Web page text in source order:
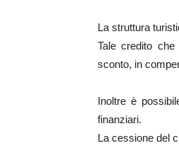
La struttura
Tale credito
sconto, in
Inoltre è
finanziari.
La cessione del